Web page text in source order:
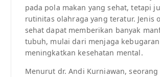
pada pola makan yang sehat, tetapi
rutinitas olahraga yang teratur. Jenis
sehat dapat memberikan banyak
tubuh, mulai dari menjaga
meningkatkan kesehatan mental.
Menurut dr. Andi Kurniawan,